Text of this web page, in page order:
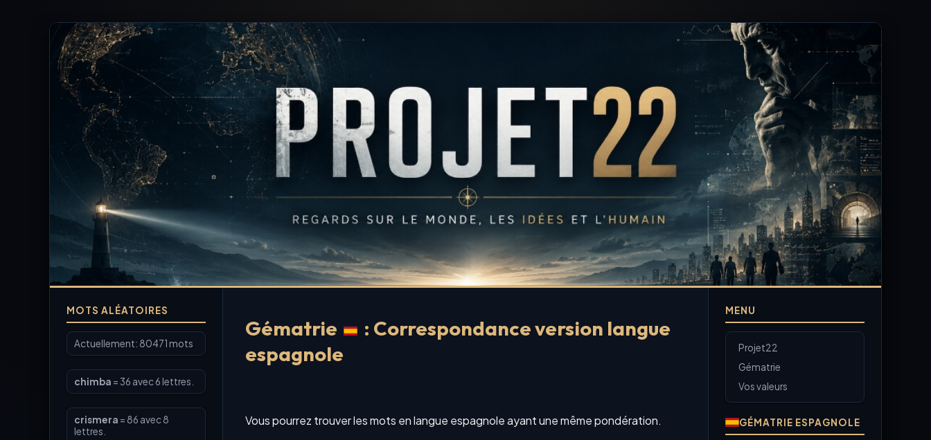
MOTS ALÉATOIRES
Actuellement: 80471 mots
chimba = 36 avec 6 lettres.
crismera = 86 avec 8
lettres.
MENU
Projet22
Gématrie
Vos valeurs
GÉMATRIE ESPAGNOLE
Gématrie
: Correspondance version langue
espagnole
Vous pourrez trouver les mots en langue espagnole ayant une même pondération.